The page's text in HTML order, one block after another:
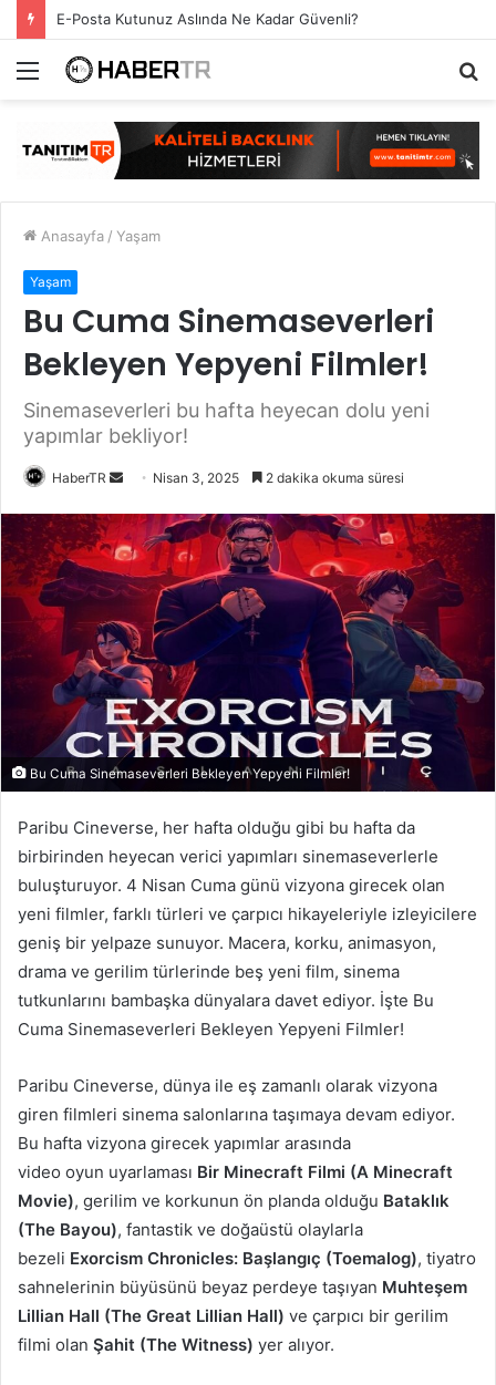
E-Posta Kutunuz Aslında Ne Kadar Güvenli?
Menü
Anasayfa / Yaşam
Yaşam
Bu Cuma Sinemaseverleri
Bekleyen Yepyeni Filmler!
Sinemaseverleri bu hafta heyecan dolu yeni
yapımlar bekliyor!
HaberTR
Bir
posta
göndermek
Nisan 3, 2025 2 dakika okuma süresi
Bu Cuma Sinemaseverleri Bekleyen Yepyeni Filmler!
Paribu Cineverse, her hafta olduğu gibi bu hafta da
birbirinden heyecan verici yapımları sinemaseverlerle
buluşturuyor. 4 Nisan Cuma günü vizyona girecek olan
yeni filmler, farklı türleri ve çarpıcı hikayeleriyle izleyicilere
geniş bir yelpaze sunuyor. Macera, korku, animasyon,
drama ve gerilim türlerinde beş yeni film, sinema
tutkunlarını bambaşka dünyalara davet ediyor. İşte Bu
Cuma Sinemaseverleri Bekleyen Yepyeni Filmler!
Paribu Cineverse, dünya ile eş zamanlı olarak vizyona
giren filmleri sinema salonlarına taşımaya devam ediyor.
Bu hafta vizyona girecek yapımlar arasında
video oyun uyarlaması Bir Minecraft Filmi (A Minecraft
Movie), gerilim ve korkunun ön planda olduğu Bataklık
(The Bayou), fantastik ve doğaüstü olaylarla
bezeli Exorcism Chronicles: Başlangıç (Toemalog), tiyatro
sahnelerinin büyüsünü beyaz perdeye taşıyan Muhteşem
Lillian Hall (The Great Lillian Hall) ve çarpıcı bir gerilim
filmi olan Şahit (The Witness) yer alıyor.